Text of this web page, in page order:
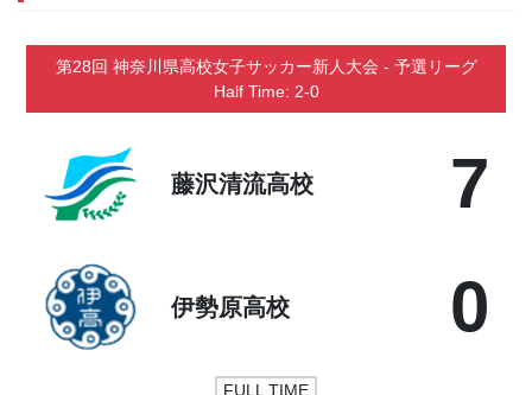
第28回 神奈川県高校女子サッカー新人大会 - 予選リーグ
Half Time: 2-0
藤沢清流高校 7
伊勢原高校 0
FULL TIME